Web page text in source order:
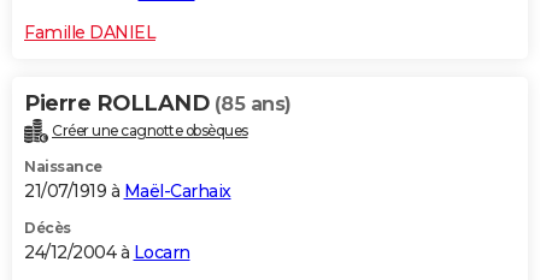
Famille DANIEL
Pierre ROLLAND (85 ans)
Créer une cagnotte obsèques
Naissance
21/07/1919 à Maël-Carhaix
Décès
24/12/2004 à Locarn